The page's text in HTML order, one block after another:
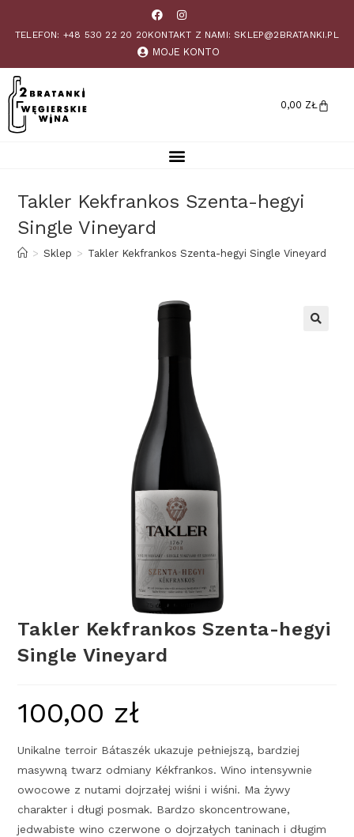
TELEFON: +48 530 22 20 20KONTAKT Z NAMI: SKLEP@2BRATANKI.PL
MOJE KONTO
0,00 ZŁ
Takler Kekfrankos Szenta-hegyi
Single Vineyard
> Sklep > Takler Kekfrankos Szenta-hegyi Single Vineyard
Takler Kekfrankos Szenta-hegyi
Single Vineyard
100,00 zł
Unikalne terroir Bátaszék ukazuje pełniejszą, bardziej
masywną twarz odmiany Kékfrankos. Wino intensywnie
owocowe z nutami dojrzałej wiśni i wiśni. Ma żywy
charakter i długi posmak. Bardzo skoncentrowane,
jedwabiste wino czerwone o dojrzałych taninach i długim